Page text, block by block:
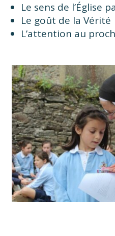
Le sens de l’Église
Le goût de la Vérité
L’attention au